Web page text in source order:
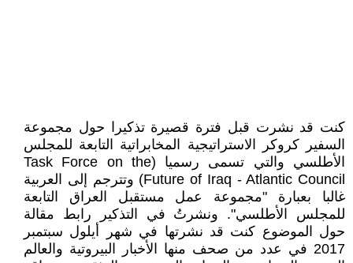
كنت قد نشرت قبل فترة قصيرة تذكيرا حول مجموعة
السفير كروكر الاستراتيجية المخابراتية التابعة للمجلس
الأطلسي والتي تسمى رسميا (Task Force on the
Future of Iraq - Atlantic Council) وتترجم إلى العربية
غالبا بعبارة "مجموعة عمل مستقبل العراق التابعة
للمجلس الأطلسي". ونشرتُ في التذكير رابط مقالة
حول الموضوع كنت قد نشرتها في شهر أيلول سبتمبر
2017 في عدد من صحف منها الأخبار البيروتية والعالم